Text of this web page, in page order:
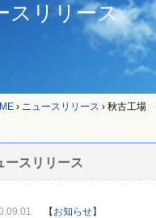
スリリース
› ニュースリリース › 秋古工場
ースリリース
【 お知らせ】